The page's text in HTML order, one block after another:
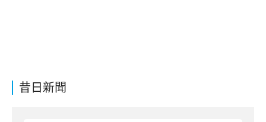
昔日新聞